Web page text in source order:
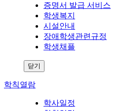
증명서 발급 서비스
학생복지
시설안내
장애학생관련규정
학생채플
닫기
학칙열람
학사일정